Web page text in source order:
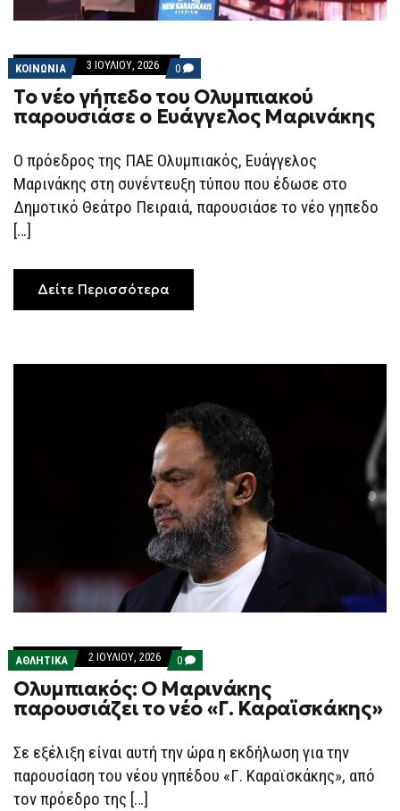
ΚΟΙΝΩΝΙΑ 3 ΙΟΥΛΊΟΥ, 2026 0 COMMENTS
ON
ΤΟ
ΝΈΟ
ΓΉΠΕΔΟ
ΠΑΡΟΥΣΙΆΣΕ
ΕΥΆΓΓΕΛΟΣ
ΜΑΡΙΝΆΚΗΣ
Το νέο γήπεδο του Ολυμπιακού
παρουσιάσε ο Ευάγγελος Μαρινάκης
Ο πρόεδρος της ΠΑΕ Ολυμπιακός, Ευάγγελος
Μαρινάκης στη συνέντευξη τύπου που έδωσε στο
Δημοτικό Θεάτρο Πειραιά, παρουσιάσε το νέο γηπεδο
[…]
Δείτε Περισσότερα
ΑΘΛΗΤΙΚΑ 2 ΙΟΥΛΊΟΥ, 2026 0 COMMENTS
ON
ΟΛΥΜΠΙΑΚΌΣ:
Ο
ΜΑΡΙΝΆΚΗΣ
ΝΈΟ
«Γ.
ΚΑΡΑΪΣΚΆΚΗΣ»
Ολυμπιακός: Ο Μαρινάκης
παρουσιάζει το νέο «Γ. Καραϊσκάκης»
Σε εξέλιξη είναι αυτή την ώρα η εκδήλωση για την
παρουσίαση του νέου γηπέδου «Γ. Καραϊσκάκης», από
τον πρόεδρο της […]